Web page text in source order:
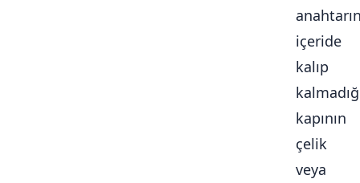
içeride
kalıp
kapının
çelik
veya